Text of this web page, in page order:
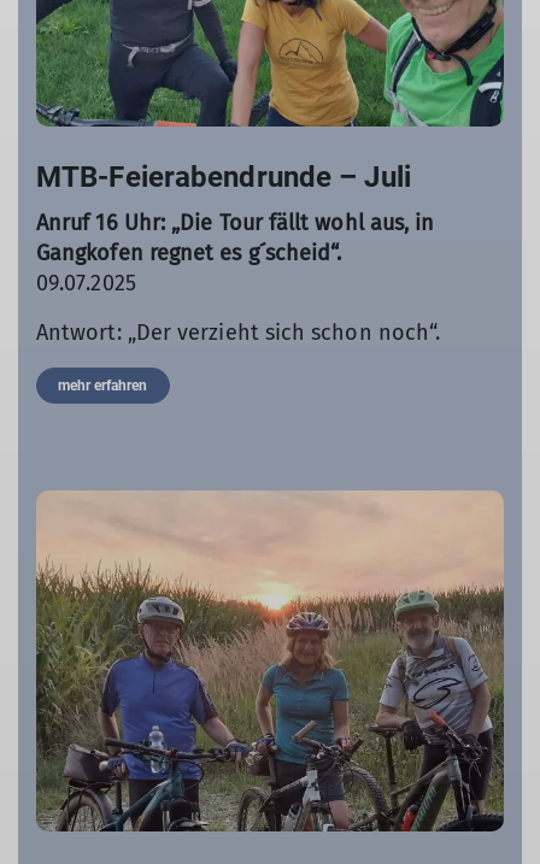
MTB-Feierabendrunde – Juli
Anruf 16 Uhr: „Die Tour fällt wohl aus, in
Gangkofen regnet es g´scheid“.
09.07.2025
Antwort: „Der verzieht sich schon noch“.
mehr erfahren